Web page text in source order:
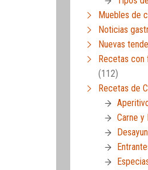
Muebles de
Noticias
Nuevas
Recetas
(112)
Recetas de
Carne y